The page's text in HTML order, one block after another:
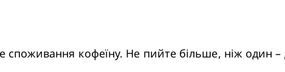
кофеїну. Не пийте більше, ніж один –